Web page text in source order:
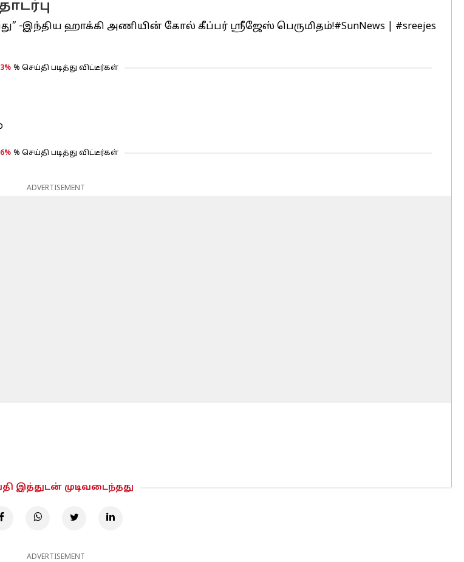
-இந்திய ஹாக்கி அணியின் கோல் கீப்பர் ஸ்ரீஜேஸ் பெருமிதம்!#SunNews
#sreejes
% செய்தி படித்து விட்டீர்கள்
% செய்தி படித்து விட்டீர்கள்
ADVERTISEMENT
இத்துடன் முடிவடைந்தது
ADVERTISEMENT